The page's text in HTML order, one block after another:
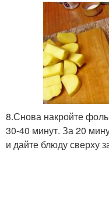
8.Снова накройте
30-40 минут. За 20
и дайте блюду сверху